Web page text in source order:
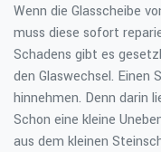
Wenn die Glasscheibe
muss diese sofort
Schadens gibt es
den Glaswechsel.
hinnehmen. Denn darin
Schon eine kleine
aus dem kleinen